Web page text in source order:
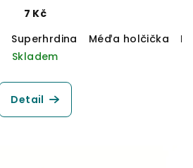
7 Kč
Superhrdina Méďa holčička
Skladem
Detail